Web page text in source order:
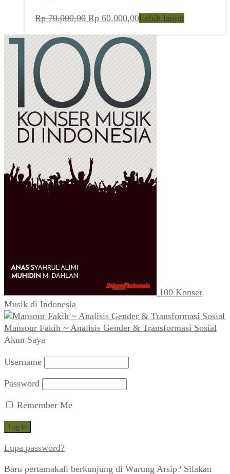
Rp70.000,00 Harga
adalah:
Rp 70.000,00.
Rp 60.000,00Harga
ini
adalah:
Rp 60.000,00.
Lebih lanjut
100 Konser
Musik di Indonesia
Mansour Fakih ~ Analisis Gender & Transformasi Sosial
Akun Saya
Username
Password
Remember Me
Lupa password?
Baru pertamakali berkunjung di Warung Arsip? Silakan